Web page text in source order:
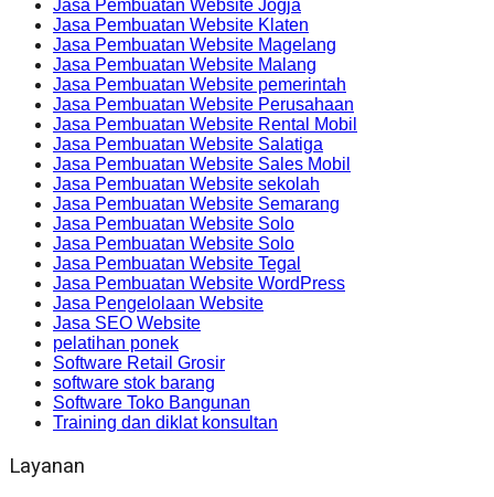
Jasa Pembuatan Website Jogja
Jasa Pembuatan Website Klaten
Jasa Pembuatan Website Magelang
Jasa Pembuatan Website Malang
Jasa Pembuatan Website pemerintah
Jasa Pembuatan Website Perusahaan
Jasa Pembuatan Website Rental Mobil
Jasa Pembuatan Website Salatiga
Jasa Pembuatan Website Sales Mobil
Jasa Pembuatan Website sekolah
Jasa Pembuatan Website Semarang
Jasa Pembuatan Website Solo
Jasa Pembuatan Website Solo
Jasa Pembuatan Website Tegal
Jasa Pembuatan Website WordPress
Jasa Pengelolaan Website
Jasa SEO Website
pelatihan ponek
Software Retail Grosir
software stok barang
Software Toko Bangunan
Training dan diklat konsultan
Layanan